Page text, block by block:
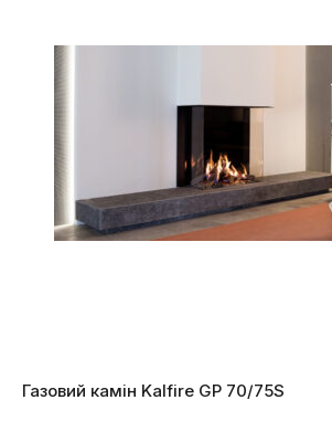
Газовий камін Kalfire GP 70/75S